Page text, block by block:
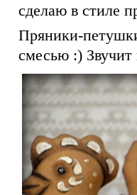
сделаю в стиле
Пряники-
смесью :) Звучит